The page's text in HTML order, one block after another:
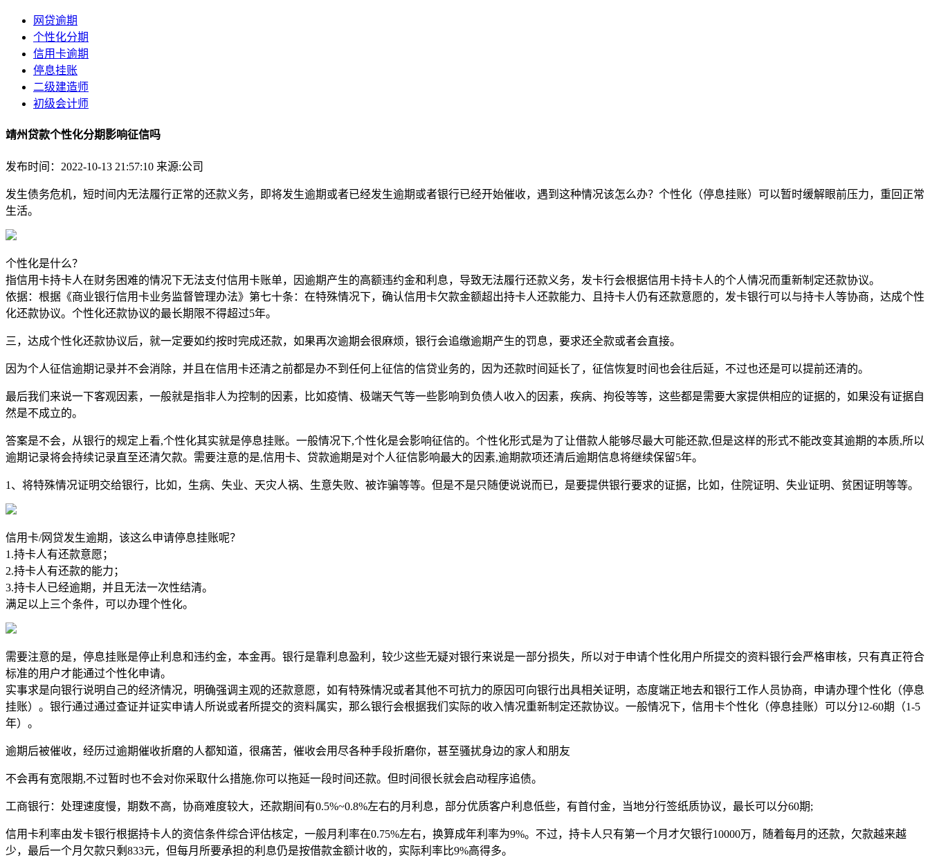
网贷逾期
个性化分期
信用卡逾期
停息挂账
二级建造师
初级会计师
靖州贷款个性化分期影响征信吗
发布时间：2022-10-13 21:57:10 来源:公司
发生债务危机，短时间内无法履行正常的还款义务，即将发生逾期或者已经发生逾期或者银行已经开始催收，遇到这种情况该怎么办？个性化（停息挂账）可以暂时缓解眼前压力，重回正常
生活。
个性化是什么？
指信用卡持卡人在财务困难的情况下无法支付信用卡账单，因逾期产生的高额违约金和利息，导致无法履行还款义务，发卡行会根据信用卡持卡人的个人情况而重新制定还款协议。
依据：根据《商业银行信用卡业务监督管理办法》第七十条：在特殊情况下，确认信用卡欠款金额超出持卡人还款能力、且持卡人仍有还款意愿的，发卡银行可以与持卡人等协商，达成个性
化还款协议。个性化还款协议的最长期限不得超过5年。
三，达成个性化还款协议后，就一定要如约按时完成还款，如果再次逾期会很麻烦，银行会追缴逾期产生的罚息，要求还全款或者会直接。
因为个人征信逾期记录并不会消除，并且在信用卡还清之前都是办不到任何上征信的信贷业务的，因为还款时间延长了，征信恢复时间也会往后延，不过也还是可以提前还清的。
最后我们来说一下客观因素，一般就是指非人为控制的因素，比如疫情、极端天气等一些影响到负债人收入的因素，疾病、拘役等等，这些都是需要大家提供相应的证据的，如果没有证据自
然是不成立的。
答案是不会，从银行的规定上看,个性化其实就是停息挂账。一般情况下,个性化是会影响征信的。个性化形式是为了让借款人能够尽最大可能还款,但是这样的形式不能改变其逾期的本质,所以
逾期记录将会持续记录直至还清欠款。需要注意的是,信用卡、贷款逾期是对个人征信影响最大的因素,逾期款项还清后逾期信息将继续保留5年。
1、将特殊情况证明交给银行，比如，生病、失业、天灾人祸、生意失败、被诈骗等等。但是不是只随便说说而已，是要提供银行要求的证据，比如，住院证明、失业证明、贫困证明等等。
信用卡/网贷发生逾期，该这么申请停息挂账呢？
1.持卡人有还款意愿；
2.持卡人有还款的能力；
3.持卡人已经逾期，并且无法一次性结清。
满足以上三个条件，可以办理个性化。
需要注意的是，停息挂账是停止利息和违约金，本金再。银行是靠利息盈利，较少这些无疑对银行来说是一部分损失，所以对于申请个性化用户所提交的资料银行会严格审核，只有真正符合
标准的用户才能通过个性化申请。
实事求是向银行说明自己的经济情况，明确强调主观的还款意愿，如有特殊情况或者其他不可抗力的原因可向银行出具相关证明，态度端正地去和银行工作人员协商，申请办理个性化（停息
挂账）。银行通过通过查证并证实申请人所说或者所提交的资料属实，那么银行会根据我们实际的收入情况重新制定还款协议。一般情况下，信用卡个性化（停息挂账）可以分12-60期（1-5
年）。
逾期后被催收，经历过逾期催收折磨的人都知道，很痛苦，催收会用尽各种手段折磨你，甚至骚扰身边的家人和朋友
不会再有宽限期,不过暂时也不会对你采取什么措施,你可以拖延一段时间还款。但时间很长就会启动程序追债。
工商银行：处理速度慢，期数不高，协商难度较大，还款期间有0.5%~0.8%左右的月利息，部分优质客户利息低些，有首付金，当地分行签纸质协议，最长可以分60期;
信用卡利率由发卡银行根据持卡人的资信条件综合评估核定，一般月利率在0.75%左右，换算成年利率为9%。不过，持卡人只有第一个月才欠银行10000万，随着每月的还款，欠款越来越
少，最后一个月欠款只剩833元，但每月所要承担的利息仍是按借款金额计收的，实际利率比9%高得多。